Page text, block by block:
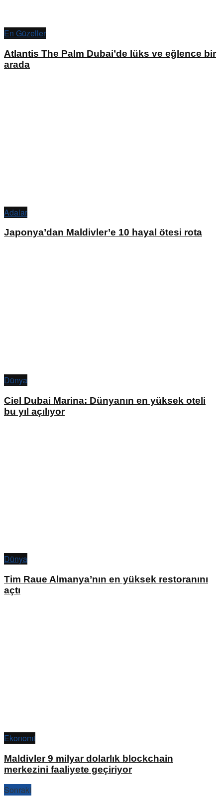
En Güzeller
Atlantis The Palm Dubai’de lüks ve eğlence bir
arada
Adalar
Japonya’dan Maldivler’e 10 hayal ötesi rota
Dünya
Ciel Dubai Marina: Dünyanın en yüksek oteli
bu yıl açılıyor
Dünya
Tim Raue Almanya’nın en yüksek restoranını
açtı
Ekonomi
Maldivler 9 milyar dolarlık blockchain
merkezini faaliyete geçiriyor
Sonraki